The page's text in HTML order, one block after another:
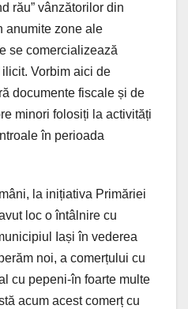
rău” vânzătorilor din
anumite zone ale
se comercializează
Vorbim aici de
documente fiscale și de
minori folosiți la activități
în perioada
la inițiativa Primăriei
loc o întâlnire cu
Iași în vederea
noi, a comerțului cu
cu pepeni-în foarte multe
acum acest comerț cu